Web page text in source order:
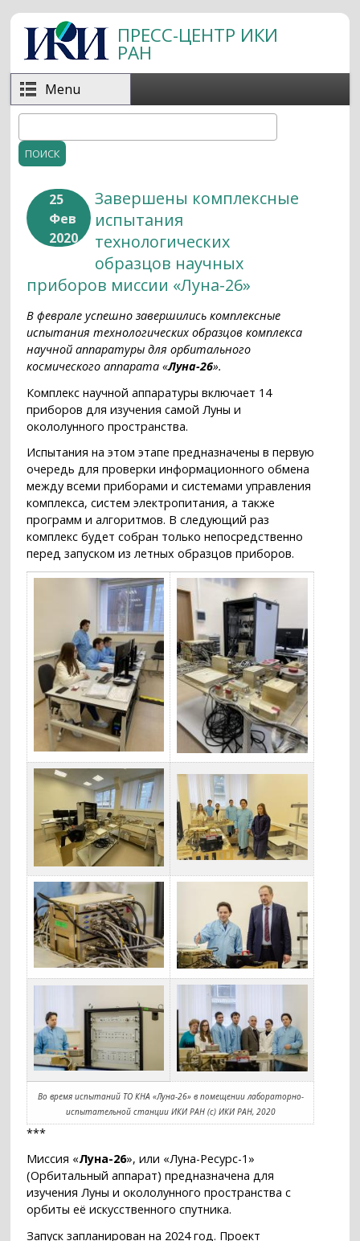
Перейти к основному содержанию
ПРЕСС-ЦЕНТР ИКИ
РАН
Menu
Форма поиска
25
Фев
2020
Завершены комплексные
испытания
технологических
образцов научных
приборов миссии «Луна-26»
В феврале успешно завершились комплексные
испытания технологических образцов комплекса
научной аппаратуры для орбитального
космического аппарата «Луна-26».
Комплекс научной аппаратуры включает 14
приборов для изучения самой Луны и
окололунного пространства.
Испытания на этом этапе предназначены в первую
очередь для проверки информационного обмена
между всеми приборами и системами управления
комплекса, систем электропитания, а также
программ и алгоритмов. В следующий раз
комплекс будет собран только непосредственно
перед запуском из летных образцов приборов.
Во время испытаний ТО КНА «Луна-26» в помещении лабораторно-
испытательной станции ИКИ РАН (с) ИКИ РАН, 2020
***
Миссия «Луна-26», или «Луна-Ресурс-1»
(Орбитальный аппарат) предназначена для
изучения Луны и окололунного пространства с
орбиты её искусственного спутника.
Запуск запланирован на 2024 год. Проект